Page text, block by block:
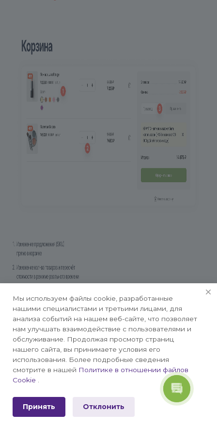
Мы используем файлы cookie, разработанные
нашими специалистами и третьими лицами, для
анализа событий на нашем веб-сайте, что позволяет
нам улучшать взаимодействие с пользователями и
обслуживание. Продолжая просмотр страниц
нашего сайта, вы принимаете условия его
использования. Более подробные сведения
смотрите в нашей Политике в отношении файлов
Cookie
Принять Отклонить